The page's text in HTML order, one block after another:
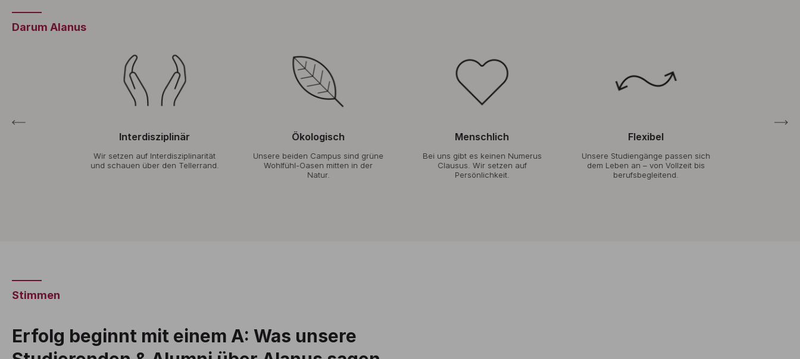
Darum Alanus
Interdisziplinär
Wir setzen auf Interdisziplinarität
und schauen über den Tellerrand.
Ökologisch
Unsere beiden Campus sind grüne
Wohlfühl-Oasen mitten in der
Natur.
Menschlich
Bei uns gibt es keinen Numerus
Clausus. Wir setzen auf
Persönlichkeit.
Flexibel
Unsere Studiengänge passen sich
dem Leben an – von Vollzeit bis
berufsbegleitend.
Stimmen
Erfolg beginnt mit einem A: Was unsere